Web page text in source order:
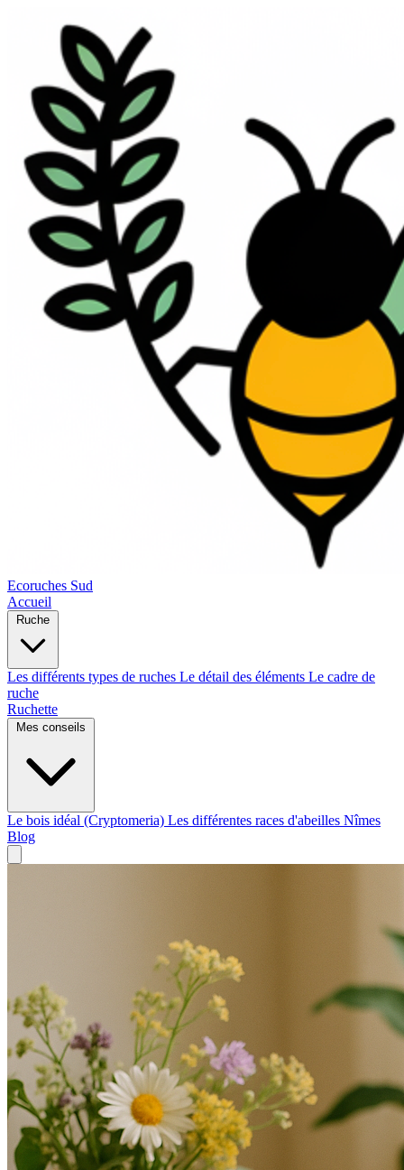
Ecoruches Sud
Accueil
Les différents types de ruches Le détail des éléments Le cadre de
ruche
Ruchette
Le bois idéal (Cryptomeria) Les différentes races d'abeilles Nîmes
Blog